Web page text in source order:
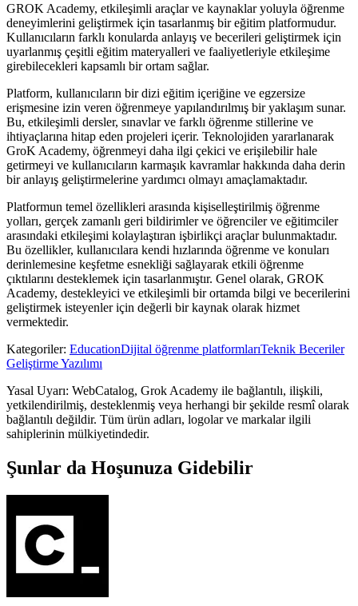
GROK Academy, etkileşimli araçlar ve kaynaklar yoluyla öğrenme
deneyimlerini geliştirmek için tasarlanmış bir eğitim platformudur.
Kullanıcıların farklı konularda anlayış ve becerileri geliştirmek için
uyarlanmış çeşitli eğitim materyalleri ve faaliyetleriyle etkileşime
girebilecekleri kapsamlı bir ortam sağlar.
Platform, kullanıcıların bir dizi eğitim içeriğine ve egzersize
erişmesine izin veren öğrenmeye yapılandırılmış bir yaklaşım sunar.
Bu, etkileşimli dersler, sınavlar ve farklı öğrenme stillerine ve
ihtiyaçlarına hitap eden projeleri içerir. Teknolojiden yararlanarak
GroK Academy, öğrenmeyi daha ilgi çekici ve erişilebilir hale
getirmeyi ve kullanıcıların karmaşık kavramlar hakkında daha derin
bir anlayış geliştirmelerine yardımcı olmayı amaçlamaktadır.
Platformun temel özellikleri arasında kişiselleştirilmiş öğrenme
yolları, gerçek zamanlı geri bildirimler ve öğrenciler ve eğitimciler
arasındaki etkileşimi kolaylaştıran işbirlikçi araçlar bulunmaktadır.
Bu özellikler, kullanıcılara kendi hızlarında öğrenme ve konuları
derinlemesine keşfetme esnekliği sağlayarak etkili öğrenme
çıktılarını desteklemek için tasarlanmıştır. Genel olarak, GROK
Academy, destekleyici ve etkileşimli bir ortamda bilgi ve becerilerini
geliştirmek isteyenler için değerli bir kaynak olarak hizmet
vermektedir.
Kategoriler: EducationDijital öğrenme platformlarıTeknik Beceriler
Geliştirme Yazılımı
Yasal Uyarı: WebCatalog, Grok Academy ile bağlantılı, ilişkili,
yetkilendirilmiş, desteklenmiş veya herhangi bir şekilde resmî olarak
bağlantılı değildir. Tüm ürün adları, logolar ve markalar ilgili
sahiplerinin mülkiyetindedir.
Şunlar da Hoşunuza Gidebilir